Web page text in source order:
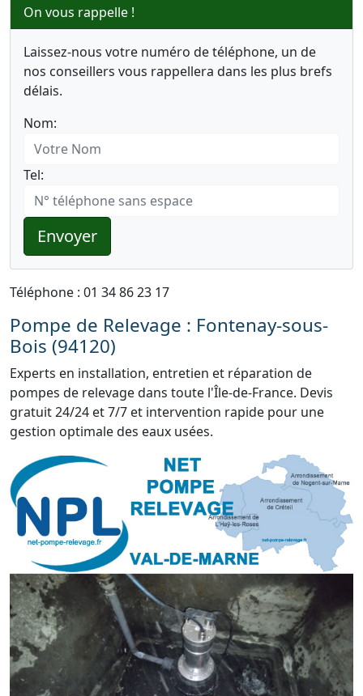
On vous rappelle !
Laissez-nous votre numéro de téléphone, un de
nos conseillers vous rappellera dans les plus brefs
délais.
Nom:
Tel:
Envoyer
Téléphone : 01 34 86 23 17
Pompe de Relevage : Fontenay-sous-
Bois (94120)
Experts en installation, entretien et réparation de
pompes de relevage dans toute l'Île-de-France. Devis
gratuit 24/24 et 7/7 et intervention rapide pour une
gestion optimale des eaux usées.